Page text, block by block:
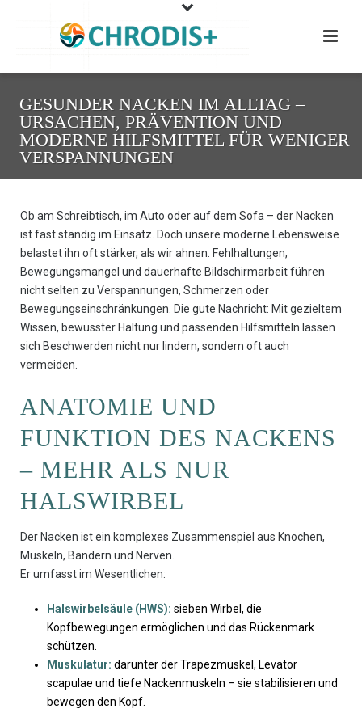
GESUNDER NACKEN IM ALLTAG –
URSACHEN, PRÄVENTION UND
MODERNE HILFSMITTEL FÜR WENIGER
VERSPANNUNGEN
Ob am Schreibtisch, im Auto oder auf dem Sofa – der Nacken
ist fast ständig im Einsatz. Doch unsere moderne Lebensweise
belastet ihn oft stärker, als wir ahnen. Fehlhaltungen,
Bewegungsmangel und dauerhafte Bildschirmarbeit führen
nicht selten zu Verspannungen, Schmerzen oder
Bewegungseinschränkungen. Die gute Nachricht: Mit gezieltem
Wissen, bewusster Haltung und passenden Hilfsmitteln lassen
sich Beschwerden nicht nur lindern, sondern oft auch
vermeiden.
ANATOMIE UND
FUNKTION DES NACKENS
– MEHR ALS NUR
HALSWIRBEL
Der Nacken ist ein komplexes Zusammenspiel aus Knochen,
Muskeln, Bändern und Nerven.
Er umfasst im Wesentlichen:
Halswirbelsäule (HWS): sieben Wirbel, die
Kopfbewegungen ermöglichen und das Rückenmark
schützen.
Muskulatur: darunter der Trapezmuskel, Levator
scapulae und tiefe Nackenmuskeln – sie stabilisieren und
bewegen den Kopf.